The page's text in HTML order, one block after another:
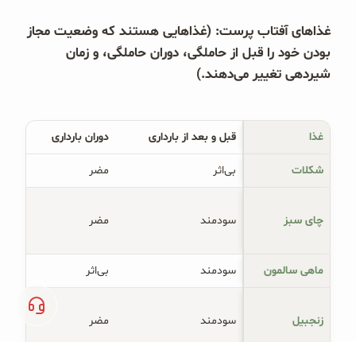
غذاهای آفتاب پرست: (غذاهایی هستند که وضعیت مجاز
بودن خود را قبل از حاملگی، دوران حاملگی، و زمان
شیردهی تغییر می‌دهند.)
غذا قبل و بعد از بارداری دوران بارداری
شکلات بی‌اثر مضر
چای سبز سودمند مضر
ماهی سالمون سودمند بی‌اثر
زنجبیل سودمند مضر